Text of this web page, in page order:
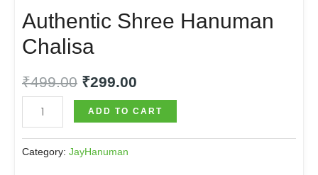
Authentic Shree Hanuman
Chalisa
₹499.00 ₹299.00
ADD TO CART
Category: JayHanuman